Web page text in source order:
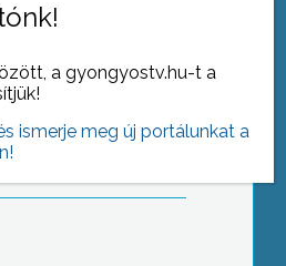
hozott a helyi
is
a gyongyostv.hu-t a
ismerje meg új portálunkat a